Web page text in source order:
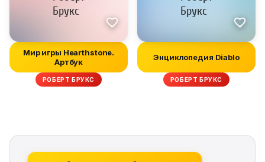
Мир игры Hearthstone.
Артбук
РОБЕРТ БРУКС
Энциклопедия Diablo
РОБЕРТ БРУКС